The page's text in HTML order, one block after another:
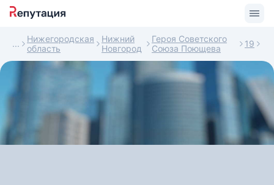
Нижегородская
область
Нижний
Новгород
Героя Советского
Союза Поющева
19